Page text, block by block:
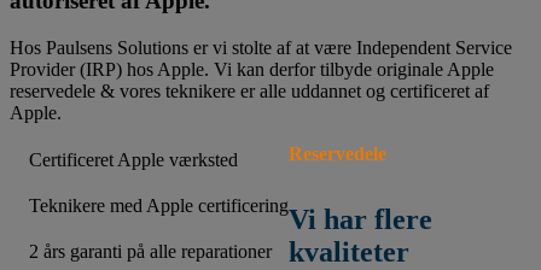
Hos Paulsens Solutions er vi stolte af at være Independent Service
Provider (IRP) hos Apple. Vi kan derfor tilbyde originale Apple
reservedele & vores teknikere er alle uddannet og certificeret af
Apple.
Certificeret Apple værksted
Teknikere med Apple certificering
2 års garanti på alle reparationer
Reservedele
Vi har flere
kvaliteter